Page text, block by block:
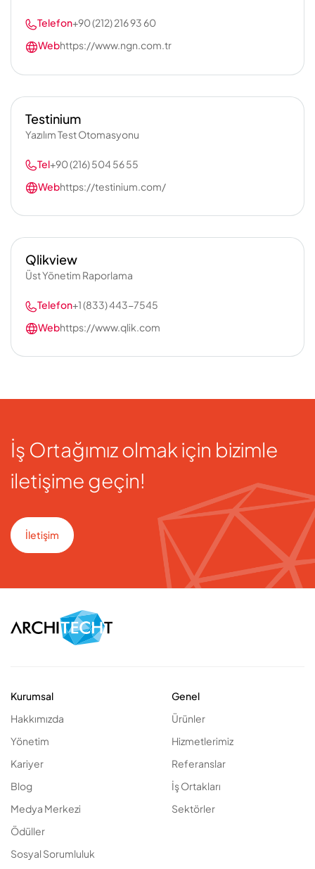
Telefon+90 (212) 216 93 60
Webhttps://www.ngn.com.tr
Testinium
Yazılım Test Otomasyonu
Tel+90 (216) 504 56 55
Webhttps://testinium.com/
Qlikview
Üst Yönetim Raporlama
Telefon+1 (833) 443-7545
Webhttps://www.qlik.com
İş Ortağımız olmak için bizimle
iletişime geçin!
İletişim
Kurumsal
Hakkımızda
Yönetim
Kariyer
Blog
Medya Merkezi
Ödüller
Sosyal Sorumluluk
Genel
Ürünler
Hizmetlerimiz
Referanslar
İş Ortakları
Sektörler